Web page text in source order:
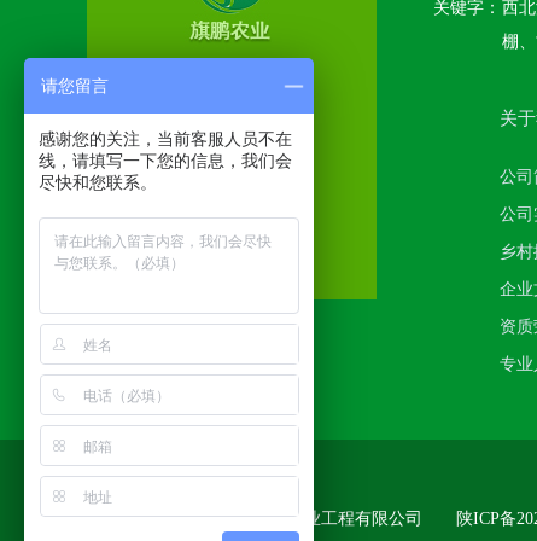
关键字： 西
棚
关
公司
公司
乡
企业
资
专业
版权所有:宝鸡市旗鹏现代农业工程有限公司 陕ICP备
请您留言
感谢您的关注，当前客服人员不在
线，请填写一下您的信息，我们会
尽快和您联系。